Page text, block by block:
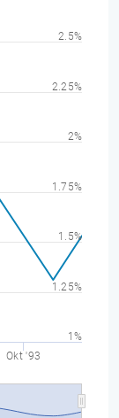
Okt '93
1%
1.25%
1.5%
1.75%
2%
2.25%
2.5%